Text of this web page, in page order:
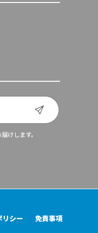
けします。
リシー 免責事項